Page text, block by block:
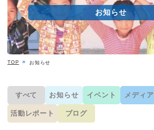
お知らせ
TOP お知らせ
すべて お知らせ イベント メディア
活動レポート ブログ